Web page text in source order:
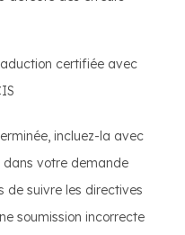
certifiée avec
incluez-la avec
votre demande
de suivre les directives
soumission incorrecte